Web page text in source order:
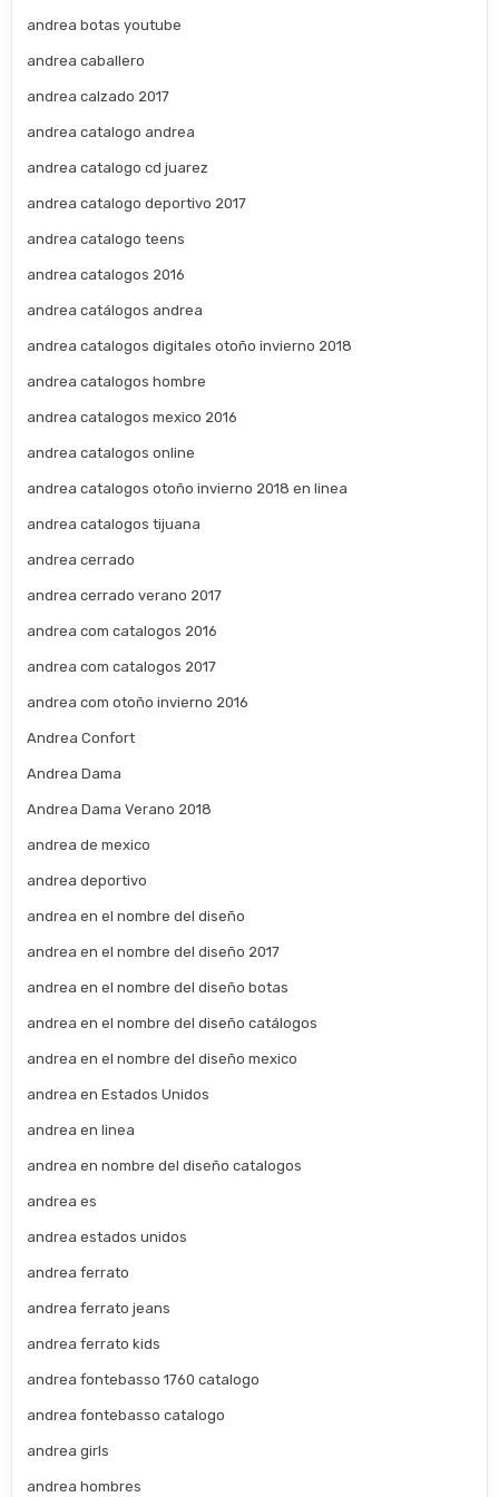
andrea botas youtube
andrea caballero
andrea calzado 2017
andrea catalogo andrea
andrea catalogo cd juarez
andrea catalogo deportivo 2017
andrea catalogo teens
andrea catalogos 2016
andrea catálogos andrea
andrea catalogos digitales otoño invierno 2018
andrea catalogos hombre
andrea catalogos mexico 2016
andrea catalogos online
andrea catalogos otoño invierno 2018 en linea
andrea catalogos tijuana
andrea cerrado
andrea cerrado verano 2017
andrea com catalogos 2016
andrea com catalogos 2017
andrea com otoño invierno 2016
Andrea Confort
Andrea Dama
Andrea Dama Verano 2018
andrea de mexico
andrea deportivo
andrea en el nombre del diseño
andrea en el nombre del diseño 2017
andrea en el nombre del diseño botas
andrea en el nombre del diseño catálogos
andrea en el nombre del diseño mexico
andrea en Estados Unidos
andrea en linea
andrea en nombre del diseño catalogos
andrea es
andrea estados unidos
andrea ferrato
andrea ferrato jeans
andrea ferrato kids
andrea fontebasso 1760 catalogo
andrea fontebasso catalogo
andrea girls
andrea hombres